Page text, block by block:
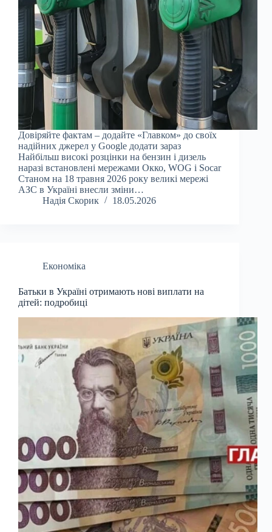
Довіряйте фактам – додайте «Главком» до своїх
надійних джерел у Google додати зараз
Найбільш високі розцінки на бензин і дизель
наразі встановлені мережами Окко, WOG і Socar
Станом на 18 травня 2026 року великі мережі
АЗС в Україні внесли зміни…
Надія Скорик
18.05.2026
Економіка
Батьки в Україні отримають нові виплати на
дітей: подробиці